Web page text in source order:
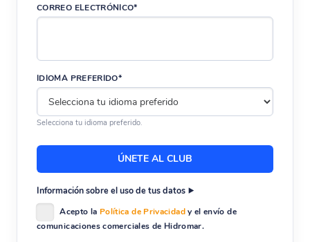
CORREO ELECTRÓNICO*
IDIOMA PREFERIDO*
Selecciona tu idioma preferido.
Información sobre el uso de tus datos
Acepto la Política de Privacidady el envío de
comunicaciones comerciales de Hidromar.